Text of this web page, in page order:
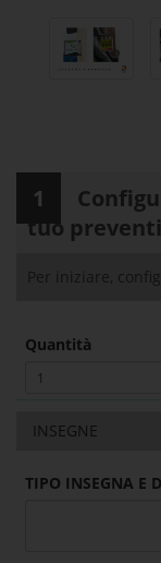
1
tuo
Per iniziare,
Quantità
INSEGNE
TIPO INSEGNA E